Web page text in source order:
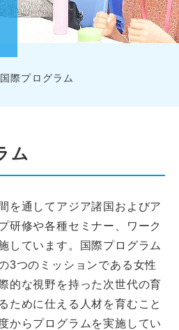
国際プログラム
ム
を通してアジア諸国およびア
研修や各種セミナー、ワーク
しています。国際プログラム
3つのミッションである女性
的な視野を持った次世代の育
ために仕える人材を育むこと
からプログラムを実施してい